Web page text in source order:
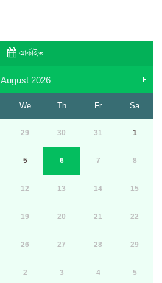
আর্কাইভ
August 2026
We Th Fr Sa
29 30 31 1
5 6 7 8
12 13 14 15
19 20 21 22
26 27 28 29
2 3 4 5